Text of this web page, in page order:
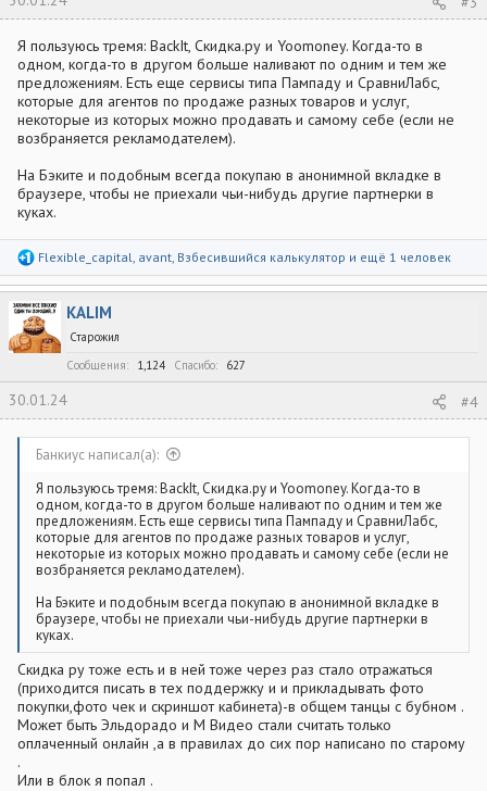
Я пользуюсь тремя: BackIt, Скидка.ру и Yoomoney. Когда-то в
одном, когда-то в другом больше наливают по одним и тем же
предложениям. Есть еще сервисы типа Пампаду и СравниЛабс,
которые для агентов по продаже разных товаров и услуг,
некоторые из которых можно продавать и самому себе (если не
возбраняется рекламодателем).
На Бэките и подобным всегда покупаю в анонимной вкладке в
браузере, чтобы не приехали чьи-нибудь другие партнерки в
куках.
Р
а
к
ц
и
и
Flexible_capital, avant, Взбесившийся калькулятор и ещё 1 человек
KALIM
Старожил
Сообщения
1,124 Спасибо 627
30.01.24 #4
Банкиус написал(а):
Я пользуюсь тремя: BackIt, Скидка.ру и Yoomoney. Когда-то в
одном, когда-то в другом больше наливают по одним и тем же
предложениям. Есть еще сервисы типа Пампаду и СравниЛабс,
которые для агентов по продаже разных товаров и услуг,
некоторые из которых можно продавать и самому себе (если не
возбраняется рекламодателем).
На Бэките и подобным всегда покупаю в анонимной вкладке в
браузере, чтобы не приехали чьи-нибудь другие партнерки в
куках.
Скидка ру тоже есть и в ней тоже через раз стало отражаться
(приходится писать в тех поддержку и и прикладывать фото
покупки,фото чек и скриншот кабинета)-в общем танцы с бубном .
Может быть Эльдорадо и М Видео стали считать только
оплаченный онлайн ,а в правилах до сих пор написано по старому
.
Или в блок я попал .